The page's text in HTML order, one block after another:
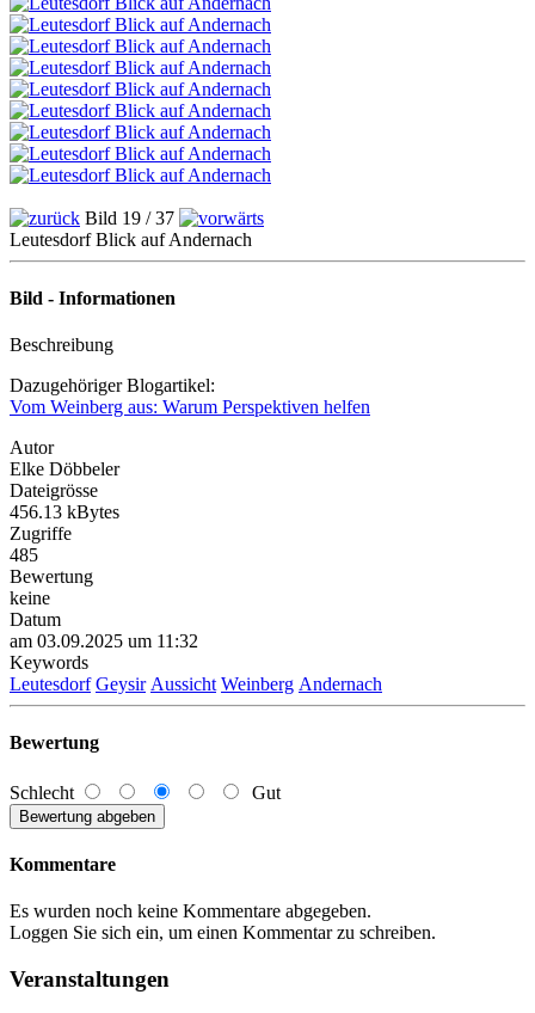
Bild 19 / 37
Leutesdorf Blick auf Andernach
Bild - Informationen
Beschreibung
Dazugehöriger Blogartikel:
Vom Weinberg aus: Warum Perspektiven helfen
Autor
Elke Döbbeler
Dateigrösse
456.13 kBytes
Zugriffe
485
Bewertung
keine
Datum
am 03.09.2025 um 11:32
Keywords
Leutesdorf Geysir Aussicht Weinberg Andernach
Bewertung
Schlecht Gut
Kommentare
Es wurden noch keine Kommentare abgegeben.
Loggen Sie sich ein, um einen Kommentar zu schreiben.
Veranstaltungen